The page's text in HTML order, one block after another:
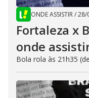
ONDE ASSISTIR/28/
Fortaleza x
onde
Bola rola às 21h35